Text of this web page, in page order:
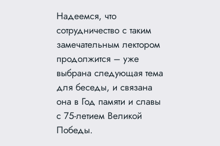
Надеемся, что
сотрудничество с таким
замечательным лектором
продолжится – уже
выбрана следующая тема
для беседы, и связана
она в Год памяти и славы
с 75-летием Великой
Победы.